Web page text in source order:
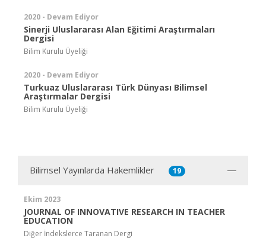
2020 - Devam Ediyor
Sinerji Uluslararası Alan Eğitimi Araştırmaları
Dergisi
Bilim Kurulu Üyeliği
2020 - Devam Ediyor
Turkuaz Uluslararası Türk Dünyası Bilimsel
Araştırmalar Dergisi
Bilim Kurulu Üyeliği
Bilimsel Yayınlarda Hakemlikler 19
Ekim 2023
JOURNAL OF INNOVATIVE RESEARCH IN TEACHER
EDUCATION
Diğer İndekslerce Taranan Dergi